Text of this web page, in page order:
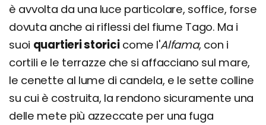
è avvolta da una luce particolare, soffice, forse
dovuta anche ai riflessi del fiume Tago. Ma i
suoi quartieri storicicome l'Alfama, con i
cortili e le terrazze che si affacciano sul mare,
le cenette al lume di candela, e le sette colline
su cui è costruita, la rendono sicuramente una
delle mete più azzeccate per una fuga